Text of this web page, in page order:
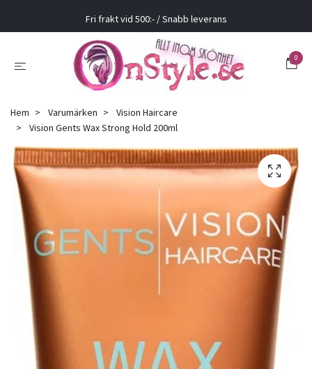
Fri frakt vid 500:- / Snabb leverans
0
Hem Varumärken
Vision Haircare
Vision Gents Wax Strong Hold 200ml